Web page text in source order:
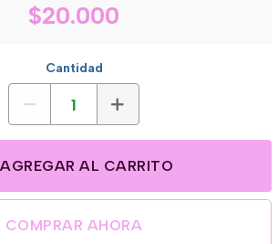
$20.000
Cantidad
AGREGAR AL CARRITO
COMPRAR AHORA